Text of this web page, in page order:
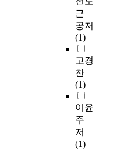
근
공저
(1)
고경
찬
(1)
이윤
주
저
(1)